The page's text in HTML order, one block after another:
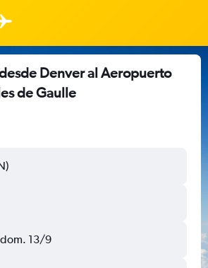
Denver al Aeropuerto
de Gaulle
dom. 13/9